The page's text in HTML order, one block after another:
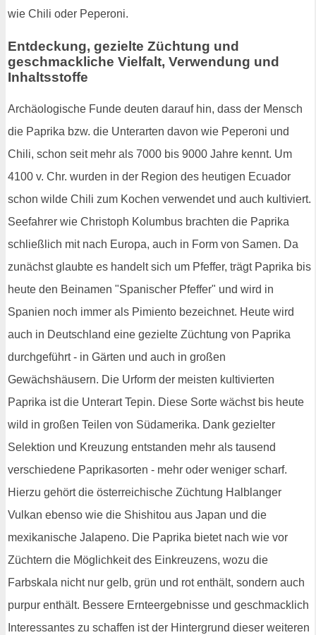
wie Chili oder Peperoni.
Entdeckung, gezielte Züchtung und
geschmackliche Vielfalt, Verwendung und
Inhaltsstoffe
Archäologische Funde deuten darauf hin, dass der Mensch
die Paprika bzw. die Unterarten davon wie Peperoni und
Chili, schon seit mehr als 7000 bis 9000 Jahre kennt. Um
4100 v. Chr. wurden in der Region des heutigen Ecuador
schon wilde Chili zum Kochen verwendet und auch kultiviert.
Seefahrer wie Christoph Kolumbus brachten die Paprika
schließlich mit nach Europa, auch in Form von Samen. Da
zunächst glaubte es handelt sich um Pfeffer, trägt Paprika bis
heute den Beinamen "Spanischer Pfeffer" und wird in
Spanien noch immer als Pimiento bezeichnet. Heute wird
auch in Deutschland eine gezielte Züchtung von Paprika
durchgeführt - in Gärten und auch in großen
Gewächshäusern. Die Urform der meisten kultivierten
Paprika ist die Unterart Tepin. Diese Sorte wächst bis heute
wild in großen Teilen von Südamerika. Dank gezielter
Selektion und Kreuzung entstanden mehr als tausend
verschiedene Paprikasorten - mehr oder weniger scharf.
Hierzu gehört die österreichische Züchtung Halblanger
Vulkan ebenso wie die Shishitou aus Japan und die
mexikanische Jalapeno. Die Paprika bietet nach wie vor
Züchtern die Möglichkeit des Einkreuzens, wozu die
Farbskala nicht nur gelb, grün und rot enthält, sondern auch
purpur enthält. Bessere Ernteergebnisse und geschmacklich
Interessantes zu schaffen ist der Hintergrund dieser weiteren